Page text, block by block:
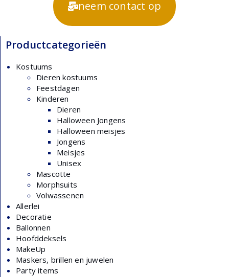
neem contact op
Productcategorieën
Kostuums
Dieren kostuums
Feestdagen
Kinderen
Dieren
Halloween Jongens
Halloween meisjes
Jongens
Meisjes
Unisex
Mascotte
Morphsuits
Volwassenen
Allerlei
Decoratie
Ballonnen
Hoofddeksels
MakeUp
Maskers, brillen en juwelen
Party items